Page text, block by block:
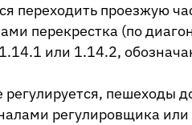
переходить проезжую
перекрестка (по
или 1.14.2,
регулируется, пешеходы
регулировщика